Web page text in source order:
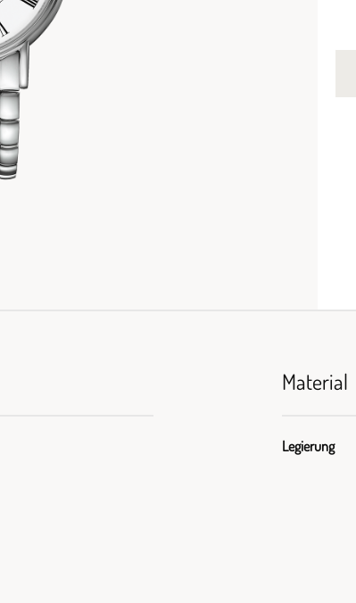
Material
Legierung